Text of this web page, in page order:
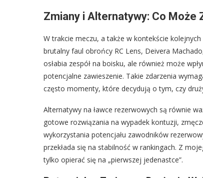
Zmiany i Alternatywy: Co Może
W trakcie meczu, a także w kontekście
brutalny faul obrońcy RC Lens, Deivera
osłabia zespół na boisku, ale również może
potencjalne zawieszenie. Takie zdarzenia
często momenty, które decydują o tym, czy
Alternatywy na ławce rezerwowych są równie
gotowe rozwiązania na wypadek kontuzji,
wykorzystania potencjału zawodników
przekłada się na stabilność w rankingach. Z
tylko opierać się na „pierwszej jedenastce”.